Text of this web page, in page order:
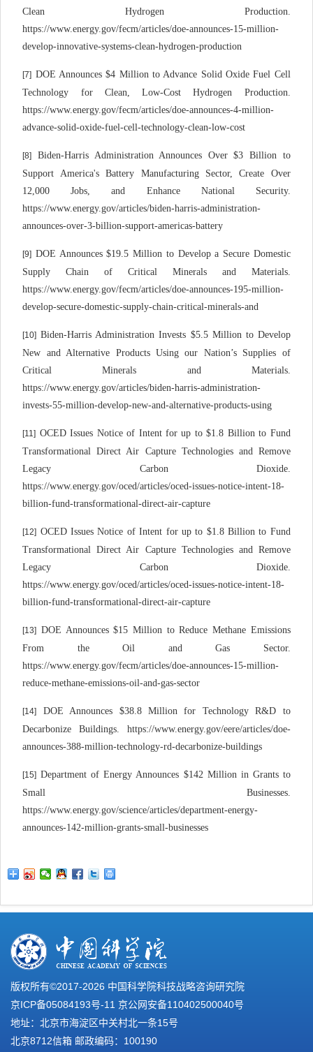
Clean Hydrogen Production.
https://www.energy.gov/fecm/articles/doe-announces-15-million-
develop-innovative-systems-clean-hydrogen-production
[7] DOE Announces $4 Million to Advance Solid Oxide Fuel Cell
Technology for Clean, Low-Cost Hydrogen Production.
https://www.energy.gov/fecm/articles/doe-announces-4-million-
advance-solid-oxide-fuel-cell-technology-clean-low-cost
[8]
Biden-Harris Administration Announces Over $3 Billion to
Support America's Battery Manufacturing Sector, Create Over
12,000 Jobs, and Enhance National Security.
https://www.energy.gov/articles/biden-harris-administration-
announces-over-3-billion-support-americas-battery
[9] DOE Announces $19.5 Million to Develop a Secure Domestic
Supply Chain of Critical Minerals and Materials.
https://www.energy.gov/fecm/articles/doe-announces-195-million-
develop-secure-domestic-supply-chain-critical-minerals-and
[10] Biden-Harris Administration Invests $5.5 Million to Develop
New and Alternative Products Using our Nation’s Supplies of
Critical Minerals and Materials.
https://www.energy.gov/articles/biden-harris-administration-
invests-55-million-develop-new-and-alternative-products-using
[11] OCED Issues Notice of Intent for up to $1.8 Billion to Fund
Transformational Direct Air Capture Technologies and Remove
Legacy Carbon Dioxide.
https://www.energy.gov/oced/articles/oced-issues-notice-intent-18-
billion-fund-transformational-direct-air-capture
[12] OCED Issues Notice of Intent for up to $1.8 Billion to Fund
Transformational Direct Air Capture Technologies and Remove
Legacy Carbon Dioxide.
https://www.energy.gov/oced/articles/oced-issues-notice-intent-18-
billion-fund-transformational-direct-air-capture
[13] DOE Announces $15 Million to Reduce Methane Emissions
From the Oil and Gas Sector.
https://www.energy.gov/fecm/articles/doe-announces-15-million-
reduce-methane-emissions-oil-and-gas-sector
[14]
DOE Announces $38.8 Million for Technology R&D to
Decarbonize Buildings. https://www.energy.gov/eere/articles/doe-
announces-388-million-technology-rd-decarbonize-buildings
[15] Department of Energy Announces $142 Million in Grants to
Small Businesses.
https://www.energy.gov/science/articles/department-energy-
announces-142-million-grants-small-businesses
版权所有©2017-2026 中国科学院科技战略咨询研究院
京ICP备05084193号-11 京公网安备110402500040号
地址：北京市海淀区中关村北一条15号
北京8712信箱 邮政编码：100190